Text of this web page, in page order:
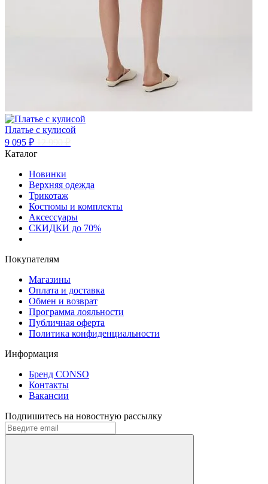
Платье с кулисой
9 095 ₽
Каталог
Новинки
Верхняя одежда
Трикотаж
Костюмы и комплекты
Аксессуары
СКИДКИ до 70%
Покупателям
Магазины
Оплата и доставка
Обмен и возврат
Программа лояльности
Публичная оферта
Политика конфиденциальности
Информация
Бренд CONSO
Контакты
Вакансии
Подпишитесь на новостную рассылку